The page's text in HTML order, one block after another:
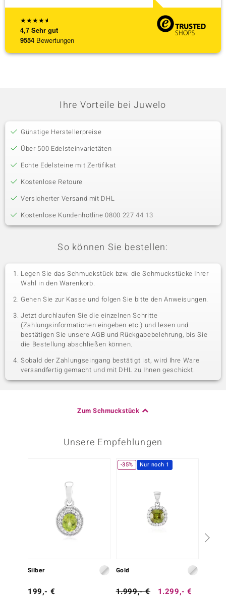
★★★★★
4,7 Sehr gut
9554 Bewertungen
Ihre Vorteile bei Juwelo
Günstige Herstellerpreise
Über 500 Edelsteinvarietäten
Echte Edelsteine mit Zertifikat
Kostenlose Retoure
Versicherter Versand mit DHL
Kostenlose Kundenhotline 0800 227 44 13
So können Sie bestellen:
Legen Sie das Schmuckstück bzw. die Schmuckstücke Ihrer
Wahl in den Warenkorb.
Gehen Sie zur Kasse und folgen Sie bitte den Anweisungen.
Jetzt durchlaufen Sie die einzelnen Schritte
(Zahlungsinformationen eingeben etc.) und lesen und
bestätigen Sie unsere AGB und Rückgabebelehrung, bis Sie
die Bestellung abschließen können.
Sobald der Zahlungseingang bestätigt ist, wird Ihre Ware
versandfertig gemacht und mit DHL zu Ihnen geschickt.
Zum Schmuckstück
Unsere Empfehlungen
Silber
199,- €
-35% Nur noch 1
Gold
1.999,- € 1.299,- €